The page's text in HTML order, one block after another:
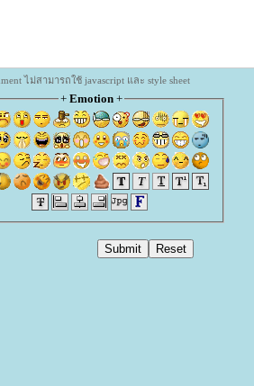
ไม่สามารถใช้ javascript และ style sheet
+ Emotion+